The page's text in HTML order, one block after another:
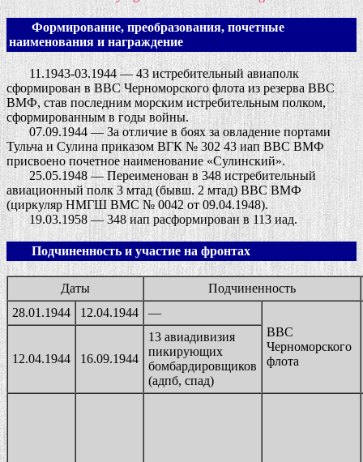
Формирование, преобразования, почетные
наименования и награждение
11.1943-03.1944 — 43 истребительный авиаполк
сформирован в ВВС Черноморского флота из резерва ВВС
ВМФ, став последним морским истребительным полком,
сформированным в годы войны.
07.09.1944 — За отличие в боях за овладение портами
Тульча и Сулина приказом ВГК № 302 43 иап ВВС ВМФ
присвоено почетное наименование «Сулинский».
25.05.1948 — Переименован в 348 истребительный
авиационный полк 3 мтад (бывш. 2 мтад) ВВС ВМФ
(циркуляр НМГШ ВМС № 0042 от 09.04.1948).
19.03.1958 — 348 иап расформирован в 113 иад.
Подчиненность и участие на фронтах
Даты
Подчиненность
28.01.1944
12.04.1944
—
ВВС
Черноморского
флота
12.04.1944 16.09.1944
13 авиадивизия
пикирующих
бомбардировщиков
(адпб, спад)